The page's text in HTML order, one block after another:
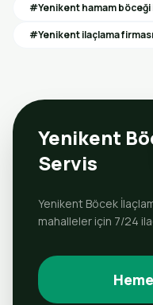
#Yenikent hamam böceği
#Yenikent ilaçlama firması
Yenikent
Servis
Yenikent Böcek
mahalleler için 7/24